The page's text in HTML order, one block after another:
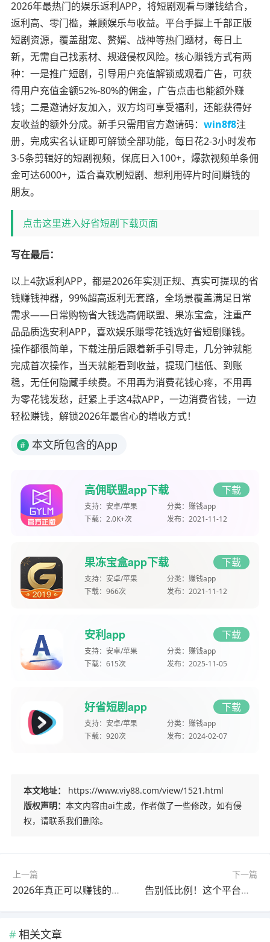
2026年最热门的娱乐返利APP，将短剧观看与赚钱结合，
返利高、零门槛，兼顾娱乐与收益。平台手握上千部正版
短剧资源，覆盖甜宠、赘婿、战神等热门题材，每日上
新，无需自己找素材、规避侵权风险。核心赚钱方式有两
种：一是推广短剧，引导用户充值解锁或观看广告，可获
得用户充值金额52%-80%的佣金，广告点击也能额外赚
钱；二是邀请好友加入，双方均可享受福利，还能获得好
友收益的额外分成。新手只需用官方邀请码： win8f8注
册，完成实名认证即可解锁全部功能，每日花2-3小时发布
3-5条剪辑好的短剧视频，保底日入100+，爆款视频单条佣
金可达6000+，适合喜欢刷短剧、想利用碎片时间赚钱的
朋友。
点击这里进入好省短剧下载页面
写在最后：
以上4款返利APP，都是2026年实测正规、真实可提现的省
钱赚钱神器，99%超高返利无套路，全场景覆盖满足日常
需求——日常购物省大钱选高佣联盟、果冻宝盒，注重产
品品质选安利APP，喜欢娱乐赚零花钱选好省短剧赚钱。
操作都很简单，下载注册后跟着新手引导走，几分钟就能
完成首次操作，当天就能看到收益，提现门槛低、到账
稳，无任何隐藏手续费。不用再为消费花钱心疼，不用再
为零花钱发愁，赶紧上手这4款APP，一边消费省钱，一边
轻松赚钱，解锁2026年最省心的增收方式！
# 本文所包含的App
高佣联盟app下载 下载
支持： 安卓/苹果 分类： 赚钱app
下载： 2.0K+次 发布： 2021-11-12
果冻宝盒app下载 下载
支持： 安卓/苹果 分类： 赚钱app
下载： 966次 发布： 2021-11-12
安利app 下载
支持： 安卓/苹果 分类： 赚钱app
下载： 615次 发布： 2025-11-05
好省短剧app 下载
支持： 安卓/苹果 分类： 赚钱app
下载： 920次 发布： 2024-02-07
本文地址：
https://www.viy88.com/view/1521.html
版权声明： 本文内容由ai生成，作者做了一些修改，如有侵
权，请联系我们删除。
上一篇
2026年真正可以赚钱的游戏有哪些？这些游戏都可以赚钱提现
下一篇
告别低比例！这个平台返利超同行2倍，提现0门槛
相关文章